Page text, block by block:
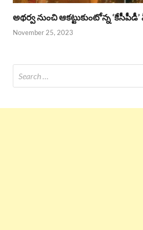
అథర్వ నుంచి ఆకట్టుకుంటోన్న
November 25, 2023